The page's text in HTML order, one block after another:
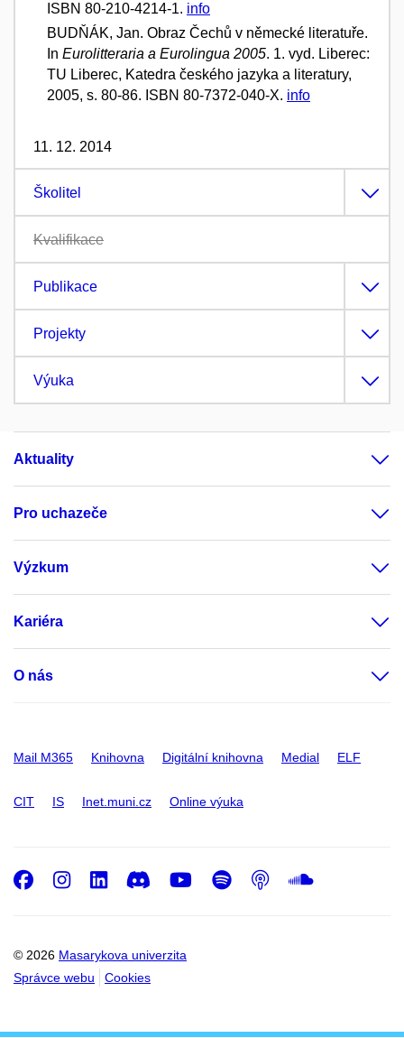
ISBN 80-210-4214-1. info
BUDŇÁK, Jan. Obraz Čechů v německé literatuře.
In Eurolitteraria a Eurolingua 2005. 1. vyd. Liberec:
TU Liberec, Katedra českého jazyka a literatury,
2005, s. 80-86. ISBN 80-7372-040-X. info
11. 12. 2014
Školitel
Kvalifikace
Publikace
Projekty
Výuka
Aktuality
Pro uchazeče
Výzkum
Kariéra
O nás
Mail M365 Knihovna Digitální knihovna Medial ELF
CIT IS Inet.muni.cz Online výuka
© 2026 Masarykova univerzita
Správce webu
Cookies
Facebook
Instagram
LinkedIn
DiscordYoutube
Spotify
Podcast